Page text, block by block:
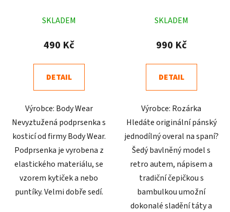
hodnocení
produktu
4,5
z
hvězdiček.
SKLADEM
490 Kč
DETAIL
Výrobce: Body Wear
Nevyztužená podprsenka s
kosticí od firmy Body Wear.
Podprsenka je vyrobena z
elastického materiálu, se
vzorem kytiček a nebo
puntíky. Velmi dobře sedí.
hodnocení
produktu
3,9
z
hvězdiček.
SKLADEM
990 Kč
DETAIL
Výrobce: Rozárka
Hledáte originální pánský
jednodílný overal na spaní?
Šedý bavlněný model s
retro autem, nápisem a
tradiční čepičkou s
bambulkou umožní
dokonalé sladění táty a